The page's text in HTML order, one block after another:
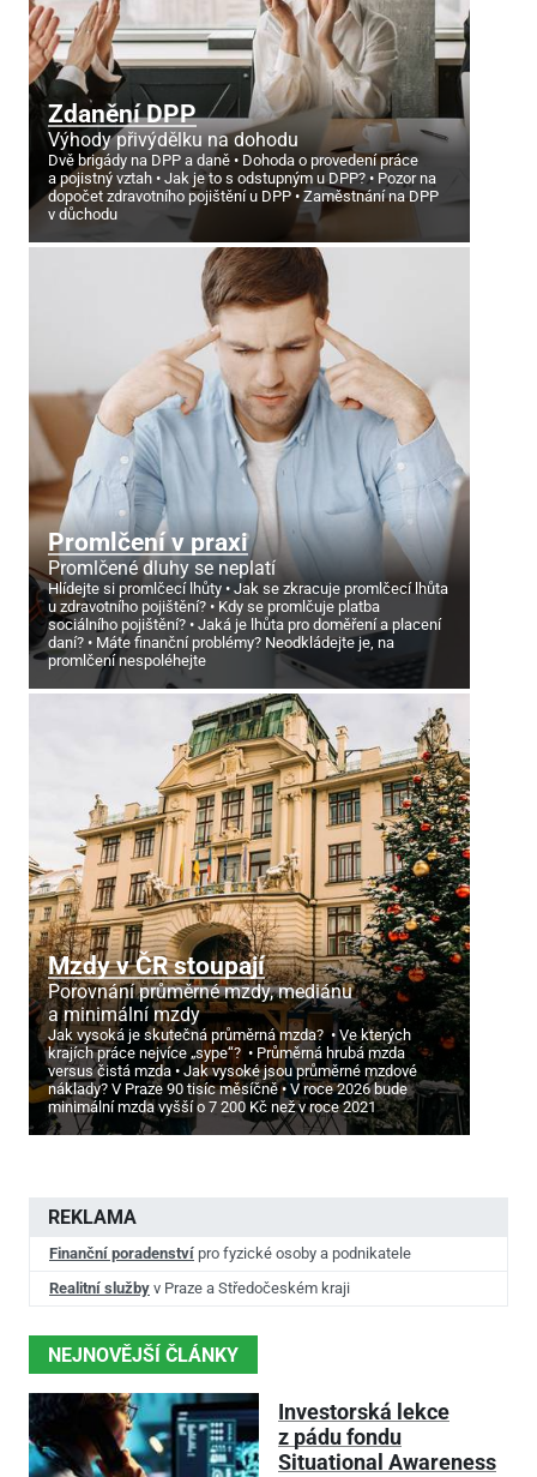
Zdanění DPP
Výhody přivýdělku na dohodu
Dvě brigády na DPP a daně
Dohoda o provedení práce
a pojistný vztah
Jak je to s odstupným u DPP?
Pozor na
dopočet zdravotního pojištění u DPP
Zaměstnání na DPP
v důchodu
Promlčení v praxi
Promlčené dluhy se neplatí
Hlídejte si promlčecí lhůty
Jak se zkracuje promlčecí lhůta
u zdravotního pojištění?
Kdy se promlčuje platba
sociálního pojištění?
Jaká je lhůta pro doměření a placení
daní?
Máte finanční problémy? Neodkládejte je, na
promlčení nespoléhejte
Mzdy v ČR stoupají
Porovnání průměrné mzdy, mediánu
a minimální mzdy
Jak vysoká je skutečná průměrná mzda?
Ve kterých
krajích práce nejvíce „sype“?
Průměrná hrubá mzda
versus čistá mzda
Jak vysoké jsou průměrné mzdové
náklady? V Praze 90 tisíc měsíčně
V roce 2026 bude
minimální mzda vyšší o 7 200 Kč než v roce 2021
REKLAMA
Finanční poradenství pro fyzické osoby a podnikatele
Realitní služby v Praze a Středočeském kraji
NEJNOVĚJŠÍ ČLÁNKY
Investorská lekce
z pádu fondu
Situational Awareness